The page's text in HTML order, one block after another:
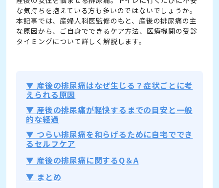
な気持ちを抱えている方も多いのではないでしょうか。
本記事では、産婦人科医監修のもと、産後の排尿痛の主
な原因から、ご自身でできるケア方法、医療機関の受診
タイミングについて詳しく解説します。
▼ 産後の排尿痛はなぜ生じる？症状ごとに考
えられる原因
▼ 産後の排尿痛が軽快するまでの目安と一般
的な経過
▼ つらい排尿痛を和らげるために自宅ででき
るセルフケア
▼ 産後の排尿痛に関するQ＆A
▼ まとめ